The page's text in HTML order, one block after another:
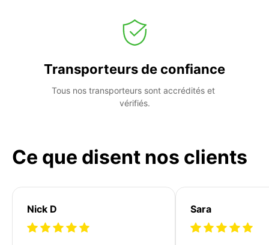
Transporteurs de confiance
Tous nos transporteurs sont accrédités et
vérifiés.
Ce que disent nos clients
Nick D Sara